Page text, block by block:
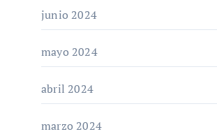
junio 2024
mayo 2024
abril 2024
marzo 2024